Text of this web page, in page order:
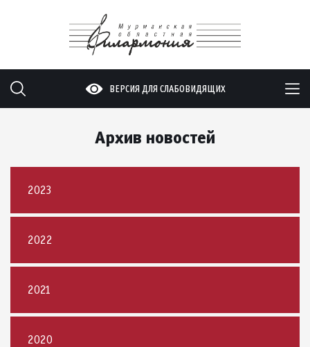
ВЕРСИЯ ДЛЯ СЛАБОВИДЯЩИХ
Архив новостей
2023
2022
2021
2020